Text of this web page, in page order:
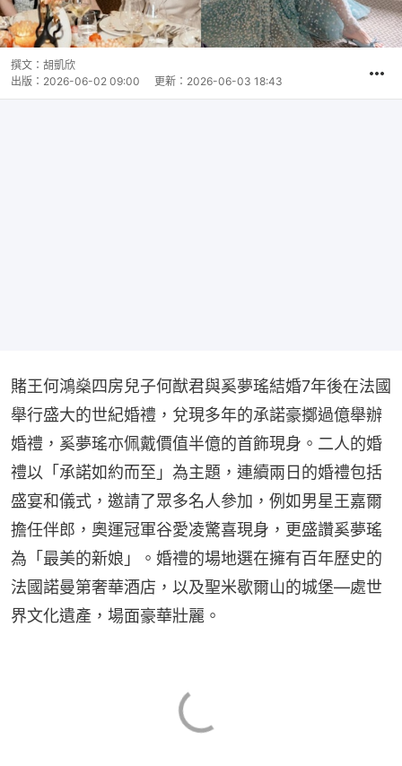
撰文： 胡凱欣
出版： 2026-06-02 09:00 更新： 2026-06-03 18:43
賭王何鴻燊四房兒子何猷君與奚夢瑤結婚7年後在法國
舉行盛大的世紀婚禮，兌現多年的承諾豪擲過億舉辦
婚禮，奚夢瑤亦佩戴價值半億的首飾現身。二人的婚
禮以「承諾如約而至」為主題，連續兩日的婚禮包括
盛宴和儀式，邀請了眾多名人參加，例如男星王嘉爾
擔任伴郎，奧運冠軍谷愛凌驚喜現身，更盛讚奚夢瑤
為「最美的新娘」。婚禮的場地選在擁有百年歷史的
法國諾曼第奢華酒店，以及聖米歇爾山的城堡—處世
界文化遺產，場面豪華壯麗。